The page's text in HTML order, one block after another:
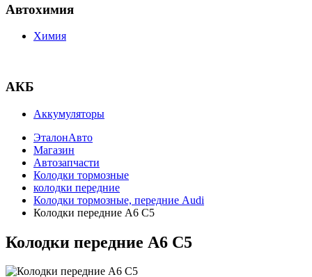
Автохимия
Химия
АКБ
Аккумуляторы
ЭталонАвто
Магазин
Автозапчасти
Колодки тормозные
колодки передние
Колодки тормозные, передние Audi
Колодки передние A6 C5
Колодки передние A6 C5